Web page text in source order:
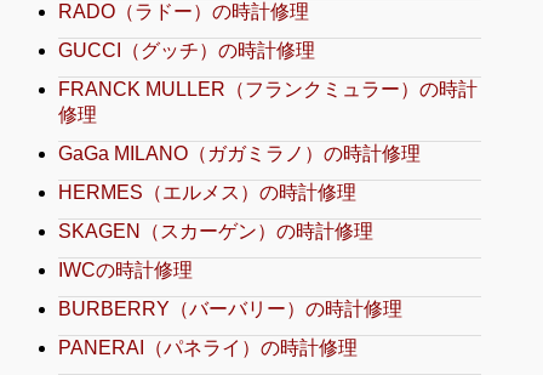
RADO（ラドー）の時計修理
GUCCI（グッチ）の時計修理
FRANCK MULLER（フランクミュラー）の時計
修理
GaGa MILANO（ガガミラノ）の時計修理
HERMES（エルメス）の時計修理
SKAGEN（スカーゲン）の時計修理
IWCの時計修理
BURBERRY（バーバリー）の時計修理
PANERAI（パネライ）の時計修理